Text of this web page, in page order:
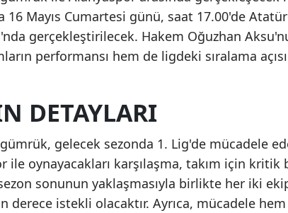
16 Mayıs Cumartesi günü, saat 17.00'de
gerçekleştirilecek. Hakem Oğuzhan
performansı hem de ligdeki sıralama
DETAYLARI
gelecek sezonda 1. Lig'de mücadele
ile oynayacakları karşılaşma, takım için kritik
sonunun yaklaşmasıyla birlikte her iki
derece istekli olacaktır. Ayrıca, mücadele